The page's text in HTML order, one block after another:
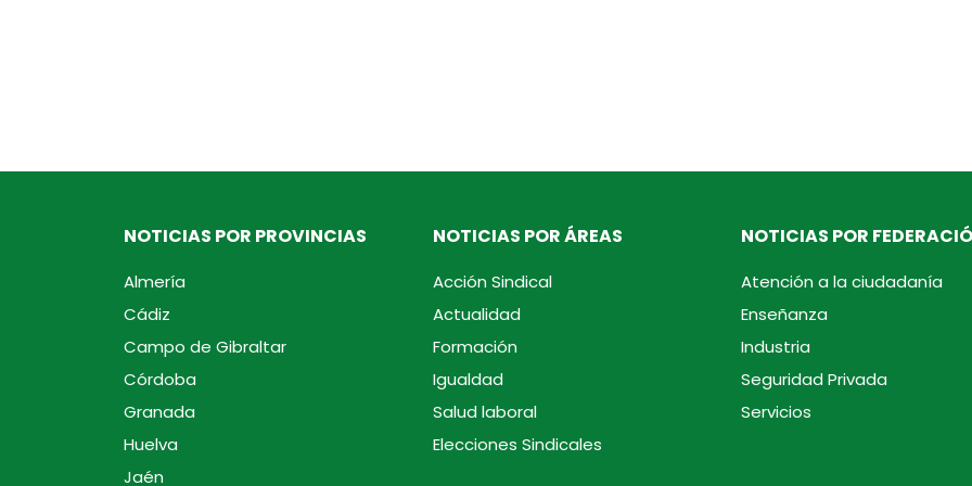
NOTICIAS POR PROVINCIAS
Almería
Cádiz
Campo de Gibraltar
Córdoba
Granada
Huelva
Jaén
NOTICIAS POR ÁREAS
Acción Sindical
Actualidad
Formación
Igualdad
Salud laboral
Elecciones Sindicales
NOTICIAS POR
Atención a la ciudadanía
Enseñanza
Industria
Seguridad Privada
Servicios